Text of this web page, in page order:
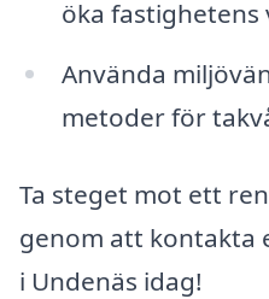
öka fastighetens
Använda
metoder för
Ta steget mot ett
genom att kontakta
i Undenäs idag!